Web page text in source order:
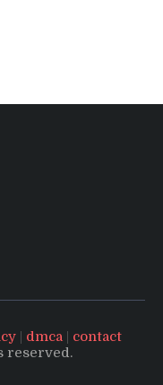
| dmca| contact
reserved.